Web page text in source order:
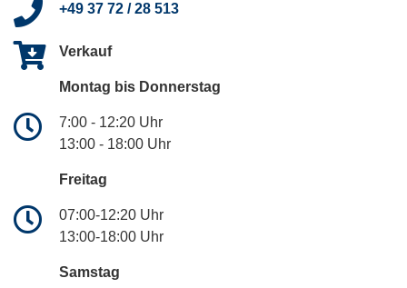
+49 37 72 / 28 513
Verkauf
Montag bis Donnerstag
7:00 - 12:20 Uhr
13:00 - 18:00 Uhr
Freitag
07:00-12:20 Uhr
13:00-18:00 Uhr
Samstag